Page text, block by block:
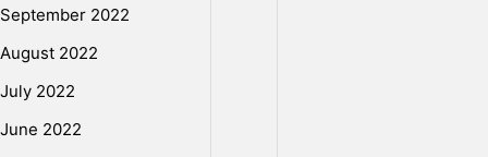
September 2022
August 2022
July 2022
June 2022